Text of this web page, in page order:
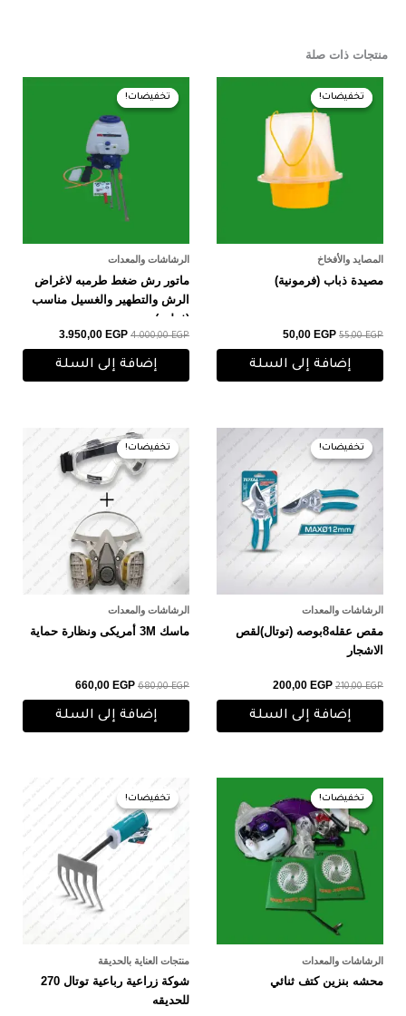
منتجات ذات صلة
تخفيضات!
تخفيضات!
المصايد والأفخاخ
مصيدة ذباب (فرمونية)
55,00EGP
السعر
الأصلي
هو:
55,00 EGP.
50,00 EGP
السعر
50,00 EGP.
إضافة إلى السلة
تخفيضات!
تخفيضات!
الرشاشات والمعدات
ماتور رش ضغط طرمبه لاغراض
الرش والتطهير والغسيل مناسب
(فولدر)
4.000,00EGP
السعر
الأصلي
هو:
4.000,00 EGP.
3.950,00 EGP
السعر
إضافة إلى السلة
تخفيضات!
تخفيضات!
الرشاشات والمعدات
مقص عقله8بوصه (توتال)لقص
الاشجار
210,00EGP
السعر
الأصلي
هو:
210,00 EGP.
200,00 EGP
السعر
الحالي
هو:
200,00 EGP.
إضافة إلى السلة
تخفيضات!
تخفيضات!
الرشاشات والمعدات
ماسك 3M أمريكى ونظارة حماية
680,00EGP
السعر
الأصلي
هو:
680,00 EGP.
660,00 EGP
السعر
هو:
660,00 EGP.
إضافة إلى السلة
تخفيضات!
تخفيضات!
الرشاشات والمعدات
محشه بنزين كتف ثنائي
السعر
الأصلي
هو:
3.000,00 EGP.
السعر
هو:
2.900,00 EGP.
تخفيضات!
تخفيضات!
منتجات العناية بالحديقة
شوكة زراعية رباعية توتال 270
للحديقه
السعر
الأصلي
هو:
180,00 EGP.
160,00 EGP.